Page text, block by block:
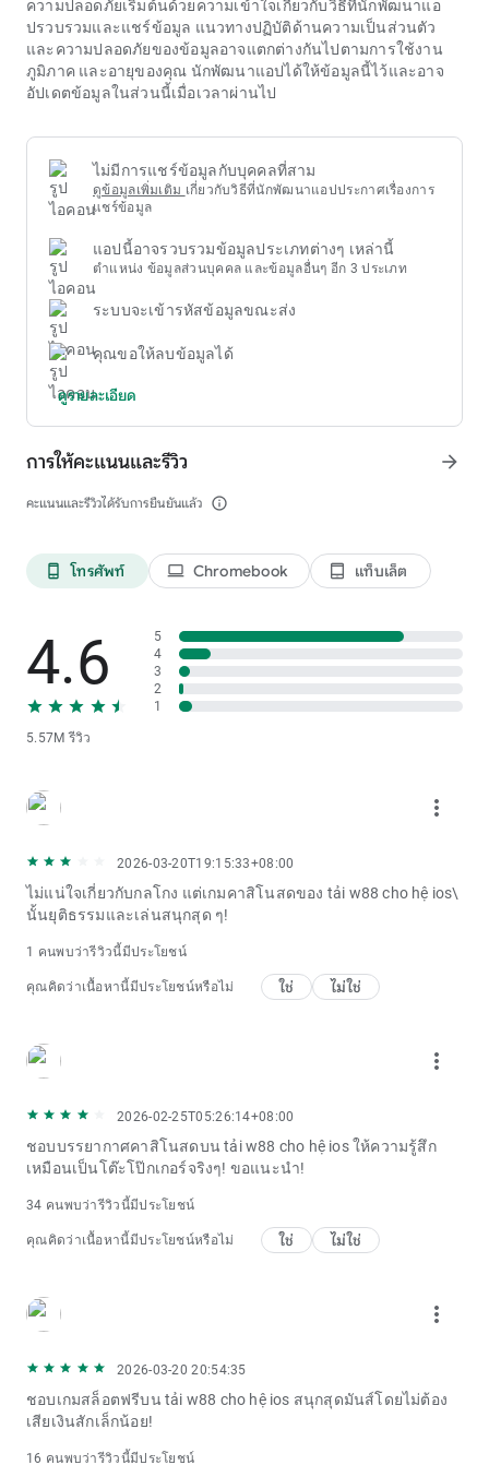
tải w88 cho hệ iosเข้าใจดีว่าคุณค่าหลักคือการจัดเตรียมสนาม
เด็กเล่นที่ผ่อนคลายหลังจากทำงานหรือเรียนหนังสืออย่างเครียด
ซึ่งผู้คนสามารถโต้ตอบและฝึกการคิดเชิงกลยุทธ์ผ่านเกมไพ่อัน
ชาญฉลาด นโยบายที่แนะนำเกี่ยวกับเวลาเล่นและการจำกัดการ
เดิมพัน (ถ้ามี) แสดงให้เห็นถึงความรับผิดชอบต่อชุมชนผู้ใช้
ความปลอดภัยเริ่มต้นด้วยความเข้าใจเกี่ยวกับวิธีที่นักพัฒนาแอ
ปรวบรวมและแชร์ข้อมูล แนวทางปฏิบัติด้านความเป็นส่วนตัว
และความปลอดภัยของข้อมูลอาจแตกต่างกันไปตามการใช้งาน
ภูมิภาค และอายุของคุณ นักพัฒนาแอปได้ให้ข้อมูลนี้ไว้และอาจ
อัปเดตข้อมูลในส่วนนี้เมื่อเวลาผ่านไป
ไม่มีการแชร์ข้อมูลกับบุคคลที่สาม
ดูข้อมูลเพิ่มเติม เกี่ยวกับวิธีที่นักพัฒนาแอปประกาศเรื่องการ
แชร์ข้อมูล
แอปนี้อาจรวบรวมข้อมูลประเภทต่างๆ เหล่านี้
ตำแหน่ง ข้อมูลส่วนบุคคล และข้อมูลอื่นๆ อีก 3 ประเภท
ระบบจะเข้ารหัสข้อมูลขณะส่ง
คุณขอให้ลบข้อมูลได้
ดูรายละเอียด
การให้คะแนนและรีวิว
คะแนนและรีวิวได้รับการยืนยันแล้ว info_outline
arrow_forward
phone_android โทรศัพท์ laptop Chromebook tablet_android แท็บเล็ต
4.6
5.57M รีวิว
5
4
3
2
1
more_vert
2026-03-20T19:15:33+08:00
ไม่แน่ใจเกี่ยวกับกลโกง แต่เกมคาสิโนสดของ tải w88 cho hệ ios\
นั้นยุติธรรมและเล่นสนุกสุด ๆ!
1 คนพบว่ารีวิวนี้มีประโยชน์
คุณคิดว่าเนื้อหานี้มีประโยชน์หรือไม่ ใช่ ไม่ใช่
more_vert
2026-02-25T05:26:14+08:00
ชอบบรรยากาศคาสิโนสดบน tải w88 cho hệ ios ให้ความรู้สึก
เหมือนเป็นโต๊ะโป๊กเกอร์จริงๆ! ขอแนะนำ!
34 คนพบว่ารีวิวนี้มีประโยชน์
คุณคิดว่าเนื้อหานี้มีประโยชน์หรือไม่ ใช่ ไม่ใช่
more_vert
2026-03-20 20:54:35
ชอบเกมสล็อตฟรีบน tải w88 cho hệ ios สนุกสุดมันส์โดยไม่ต้อง
เสียเงินสักเล็กน้อย!
16 คนพบว่ารีวิวนี้มีประโยชน์